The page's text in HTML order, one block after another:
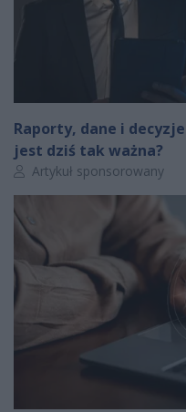
Raporty, dane i
jest dziś tak ważna?
Autor artykułu:
Artykuł sponsorowany